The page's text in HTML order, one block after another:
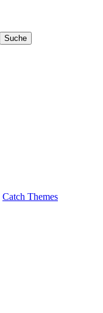
Suche
Catch Themes